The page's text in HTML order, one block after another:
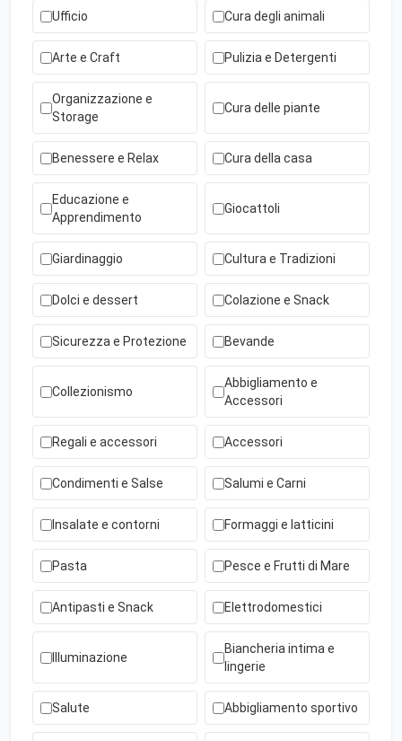
Ufficio Cura degli animali
Arte e Craft Pulizia e Detergenti
Organizzazione e
Storage
Cura delle piante
Benessere e Relax Cura della casa
Educazione e
Apprendimento
Giocattoli
Giardinaggio Cultura e Tradizioni
Dolci e dessert Colazione e Snack
Sicurezza e Protezione Bevande
Collezionismo
Abbigliamento e
Accessori
Regali e accessori Accessori
Condimenti e Salse Salumi e Carni
Insalate e contorni Formaggi e latticini
Pasta Pesce e Frutti di Mare
Antipasti e Snack Elettrodomestici
Illuminazione
Biancheria intima e
lingerie
Salute Abbigliamento sportivo